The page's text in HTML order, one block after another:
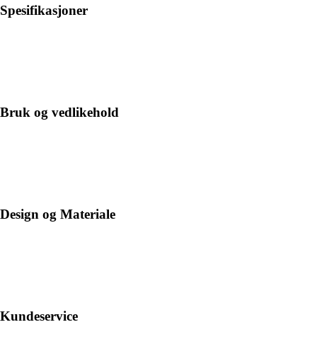
Spesifikasjoner
Bruk og vedlikehold
Design og Materiale
Kundeservice